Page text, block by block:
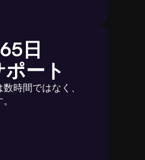
日
ート
時間ではなく、